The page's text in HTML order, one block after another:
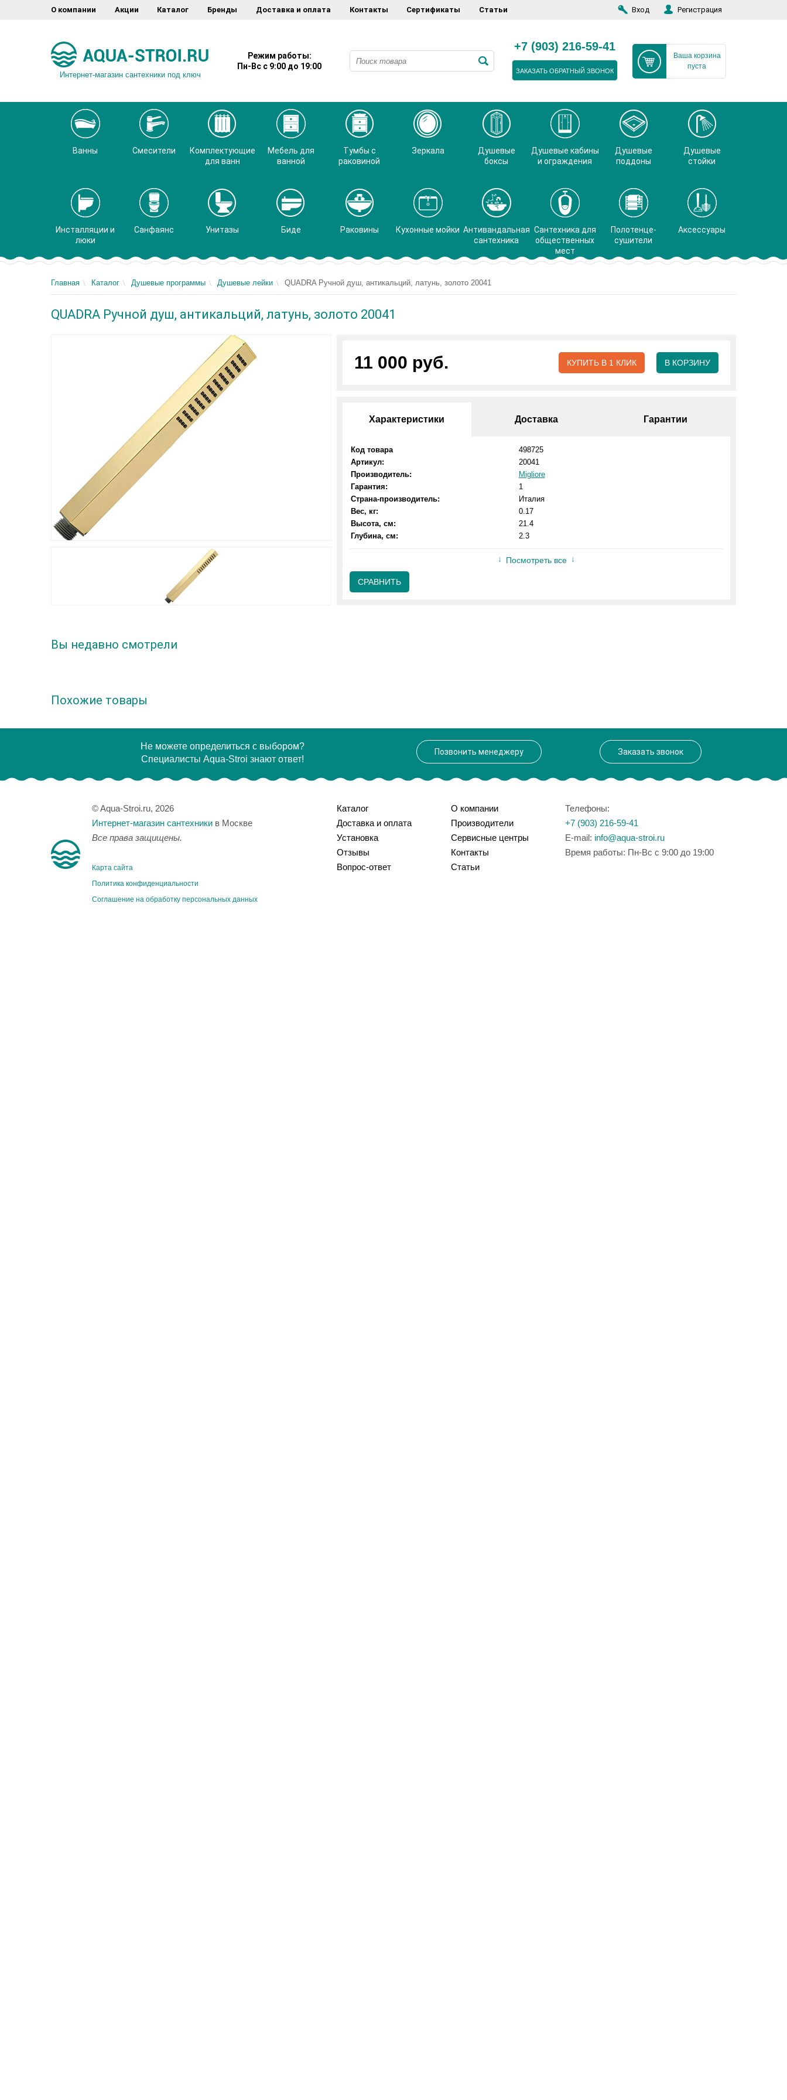
О компании Акции Каталог Бренды Доставка и оплата Контакты Сертификаты Статьи Вход Регистрация
Интернет-магазин сантехники под ключ
Режим работы:
Пн-Вс с 9:00 до 19:00
+7 (903) 216-59-41
ЗАКАЗАТЬ ОБРАТНЫЙ ЗВОНОК
Ваша корзина
пуста
Ванны Смесители
Комплектующие
для ванн
Мебель для
ванной
Тумбы с
раковиной
Зеркала
Душевые
боксы
Душевые кабины
и ограждения
Душевые
поддоны
Душевые
стойки
Инсталляции и
люки
Санфаянс Унитазы Биде Раковины Кухонные мойки Антивандальная
сантехника
Сантехника для
общественных
мест
Полотенце-
сушители
Аксессуары
Главная Каталог Душевые программы Душевые лейки QUADRA Ручной душ, антикальций, латунь, золото 20041
QUADRA Ручной душ, антикальций, латунь, золото 20041
11 000 руб. КУПИТЬ В 1 КЛИК В КОРЗИНУ
Характеристики Доставка Гарантии
Код товара
498725
Артикул:
20041
Производитель:
Migliore
Гарантия:
1
Страна-производитель:
Италия
Вес, кг:
0.17
Высота, см:
21.4
Глубина, см:
2.3
Посмотреть все
СРАВНИТЬ
Вы недавно смотрели
Похожие товары
Не можете определиться с выбором?
Специалисты Aqua-Stroi знают ответ!
Позвонить менеджеру Заказать звонок
© Aqua-Stroi.ru, 2026
Интернет-магазин сантехники в Москве
Все права защищены.
Карта сайта
Политика конфиденциальности
Соглашение на обработку персональных данных
Каталог
Доставка и оплата
Установка
Отзывы
Вопрос-ответ
О компании
Производители
Сервисные центры
Контакты
Статьи
Телефоны:
+7 (903) 216-59-41
E-mail: info@aqua-stroi.ru
Время работы: Пн-Вс с 9:00 до 19:00